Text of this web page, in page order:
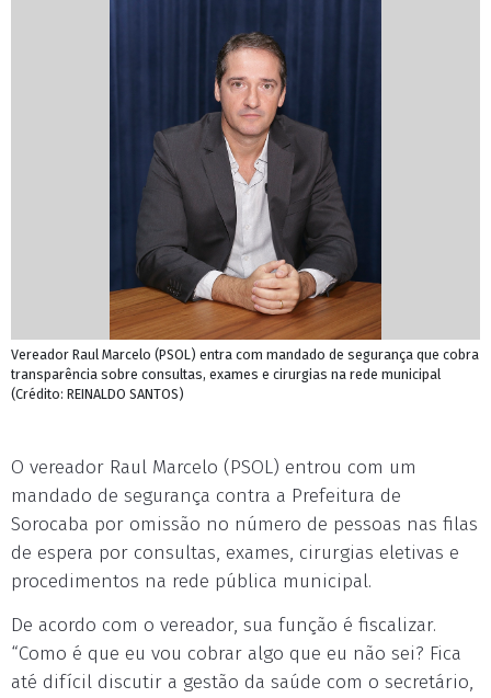
Vereador Raul Marcelo (PSOL) entra com mandado de segurança que cobra
transparência sobre consultas, exames e cirurgias na rede municipal
(Crédito: REINALDO SANTOS)
O vereador Raul Marcelo (PSOL) entrou com um
mandado de segurança contra a Prefeitura de
Sorocaba por omissão no número de pessoas nas filas
de espera por consultas, exames, cirurgias eletivas e
procedimentos na rede pública municipal.
De acordo com o vereador, sua função é fiscalizar.
“Como é que eu vou cobrar algo que eu não sei? Fica
até difícil discutir a gestão da saúde com o secretário,